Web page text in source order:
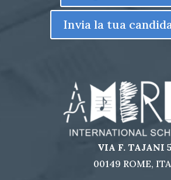
Invia la tua
VIA F. TAJANI
00149 ROME,